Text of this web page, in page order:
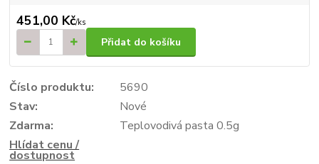
451,00 Kč/ks
Přidat do košíku
Číslo produktu:
5690
Stav:
Nové
Zdarma:
Teplovodivá pasta 0.5g
Hlídat cenu /
dostupnost